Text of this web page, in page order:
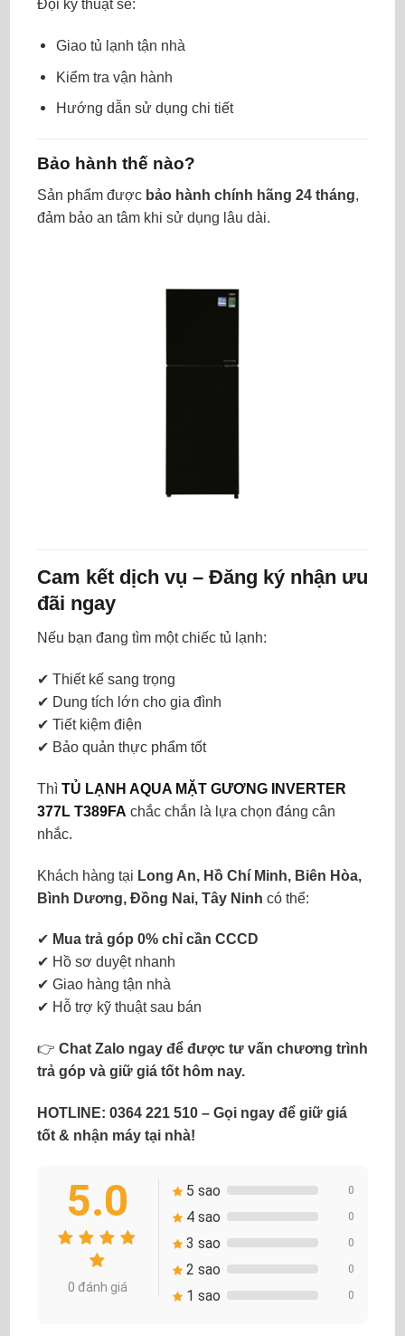
Đội kỹ thuật sẽ:
Giao tủ lạnh tận nhà
Kiểm tra vận hành
Hướng dẫn sử dụng chi tiết
Bảo hành thế nào?
Sản phẩm được bảo hành chính hãng 24 tháng,
đảm bảo an tâm khi sử dụng lâu dài.
Cam kết dịch vụ – Đăng ký nhận ưu
đãi ngay
Nếu bạn đang tìm một chiếc tủ lạnh:
✔ Thiết kế sang trọng
✔ Dung tích lớn cho gia đình
✔ Tiết kiệm điện
✔ Bảo quản thực phẩm tốt
Thì TỦ LẠNH AQUA MẶT GƯƠNG INVERTER
377L T389FA chắc chắn là lựa chọn đáng cân
nhắc.
Khách hàng tại Long An, Hồ Chí Minh, Biên Hòa,
Bình Dương, Đồng Nai, Tây Ninh có thể:
✔ Mua trả góp 0% chỉ cần CCCD
✔ Hồ sơ duyệt nhanh
✔ Giao hàng tận nhà
✔ Hỗ trợ kỹ thuật sau bán
👉 Chat Zalo ngay để được tư vấn chương trình
trả góp và giữ giá tốt hôm nay.
HOTLINE: 0364 221 510 – Gọi ngay để giữ giá
tốt & nhận máy tại nhà!
5.0
0 đánh giá
5 sao 0
4 sao 0
3 sao 0
2 sao 0
1 sao 0